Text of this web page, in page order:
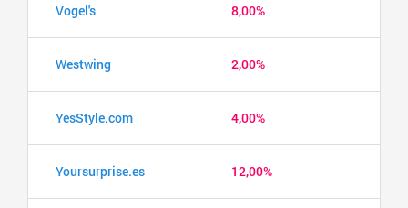
Vogel's 8,00%
Westwing 2,00%
YesStyle.com 4,00%
Yoursurprise.es 12,00%